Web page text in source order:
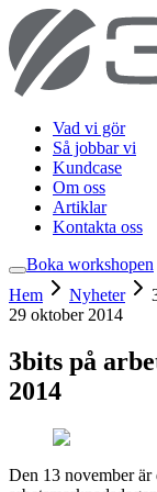
Vad vi gör
Så jobbar vi
Kundcase
Om oss
Artiklar
Kontakta oss
Boka workshopen
Hem
Nyheter
29 oktober 2014
3bits på
2014
Den 13 november är